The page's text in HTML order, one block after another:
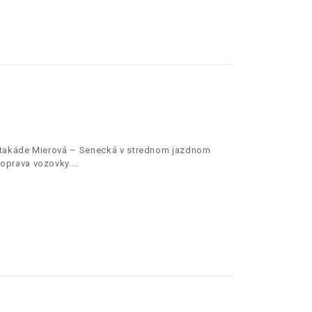
Mierová – Senecká v strednom jazdnom
vozovky.